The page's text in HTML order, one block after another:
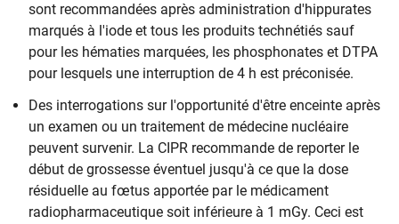
sont recommandées après administration d'hippurates
marqués à l'iode et tous les produits technétiés sauf
pour les hématies marquées, les phosphonates et DTPA
pour lesquels une interruption de 4 h est préconisée.
Des interrogations sur l'opportunité d'être enceinte après
un examen ou un traitement de médecine nucléaire
peuvent survenir. La CIPR recommande de reporter le
début de grossesse éventuel jusqu'à ce que la dose
résiduelle au fœtus apportée par le médicament
radiopharmaceutique soit inférieure à 1 mGy. Ceci est